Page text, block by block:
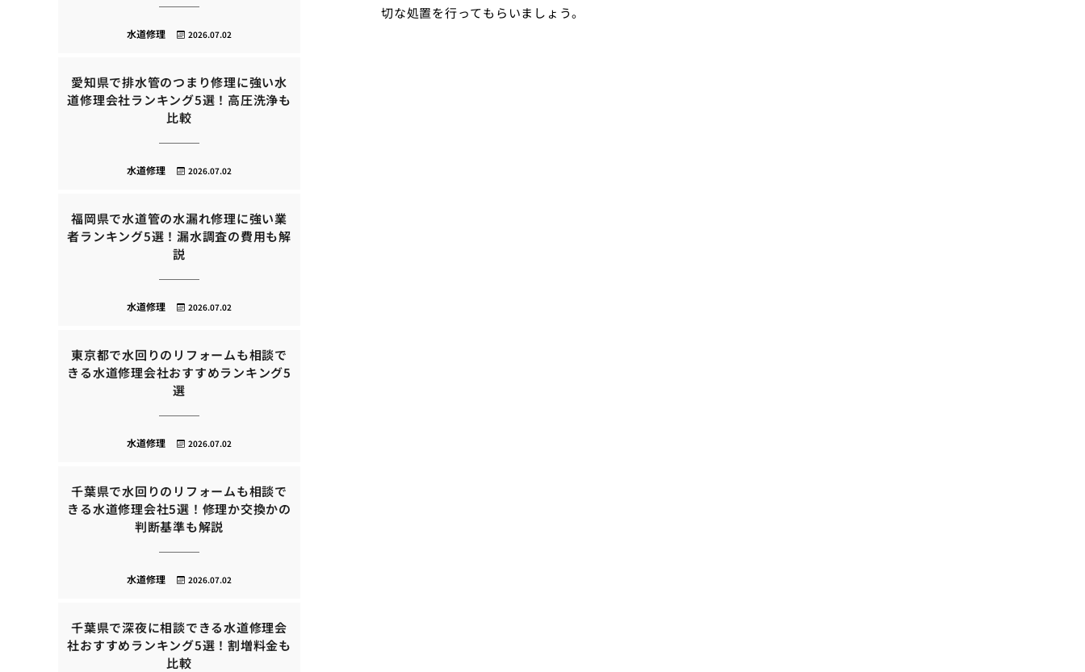
切な処置を行ってもらいましょう。
2026.07.02
水道修理
愛知県で排水管のつまり修理に強い水
道修理会社ランキング5選！高圧洗浄も
比較
2026.07.02
水道修理
福岡県で水道管の水漏れ修理に強い業
者ランキング5選！漏水調査の費用も解
説
2026.07.02
水道修理
東京都で水回りのリフォームも相談で
きる水道修理会社おすすめランキング5
選
2026.07.02
水道修理
千葉県で水回りのリフォームも相談で
きる水道修理会社5選！修理か交換かの
判断基準も解説
2026.07.02
水道修理
千葉県で深夜に相談できる水道修理会
社おすすめランキング5選！割増料金も
比較